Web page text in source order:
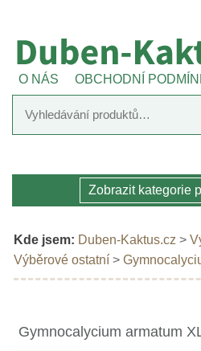
O NÁS OBCHODNÍ
Zobrazit kategorie
Kde jsem: Duben-Kaktus.cz >
Výběrové ostatní >
Gymnocalycium armatum